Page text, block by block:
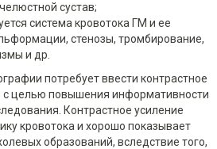
сустав;
система кровотока ГМ и ее
стенозы, тромбирование,
и др.
потребует ввести контрастное
с целью повышения информативности
Контрастное усиление
кровотока и хорошо показывает
образований, вследствие того,